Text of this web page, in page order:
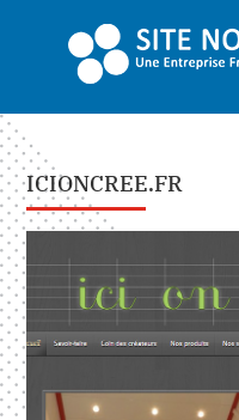
ICIONCREE.FR